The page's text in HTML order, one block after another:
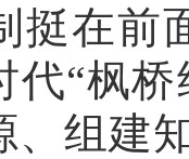
挺在前
代“枫
、组建